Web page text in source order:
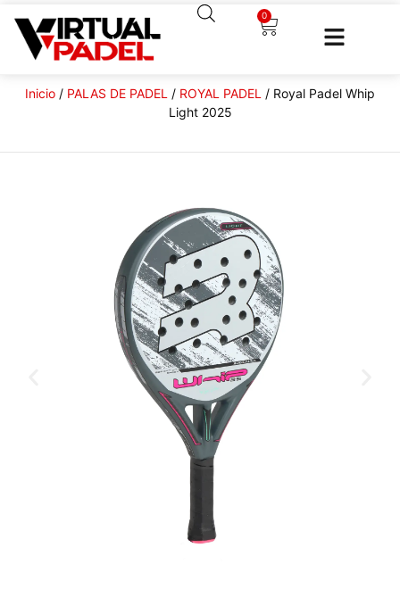
0
Inicio / PALAS DE PADEL / ROYAL PADEL / Royal Padel Whip
Light 2025